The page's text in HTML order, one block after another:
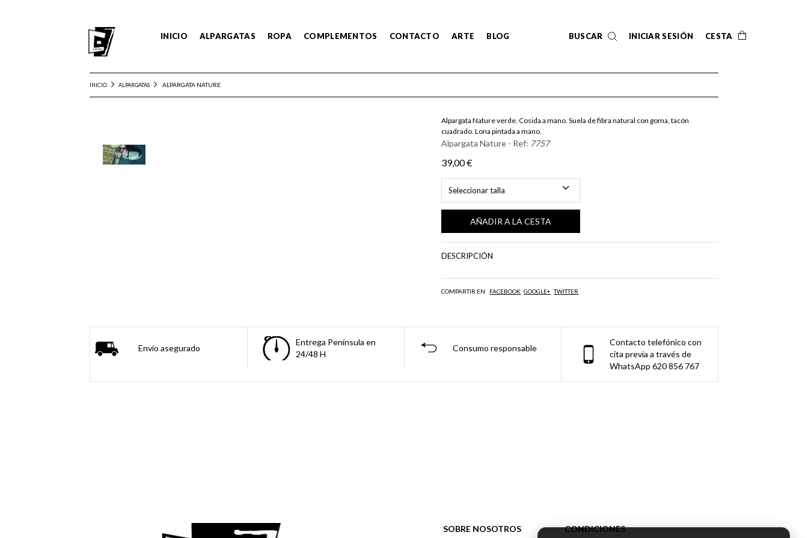
INICIO ALPARGATAS ROPA COMPLEMENTOS CONTACTO ARTE BLOG BUSCAR INICIAR SESIÓN CESTA
INICIO ALPARGATAS ALPARGATA NATURE
Alpargata Nature verde. Cosida a mano. Suela de fibra natural con goma, tacón
cuadrado. Lona pintada a mano.
Alpargata Nature - Ref: 7757
39,00 €
Seleccionar talla
AÑADIR A LA CESTA
DESCRIPCIÓN
COMPARTIR EN FACEBOOK GOOGLE+ TWITTER
Envío asegurado
Entrega Península en
24/48 H
Consumo responsable
Contacto telefónico con
cita previa a través de
WhatsApp 620 856 767
SOBRE NOSOTROS CONDICIONES